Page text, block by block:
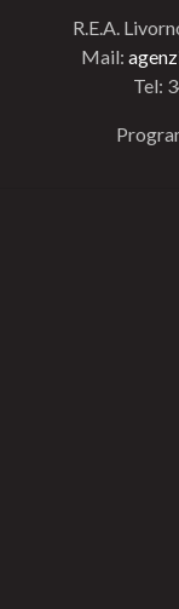
R.E.A.
Mail:
Tel: